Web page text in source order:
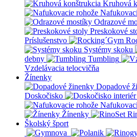
Kruhová
Odrazové
Preskokové
Príslušenstvo
Systémy skoku
debny
Tumbling
Vzdelávacia telocvičňa
Žínenky
Dopadové
Doskočisko
Žínenky
Školský šport